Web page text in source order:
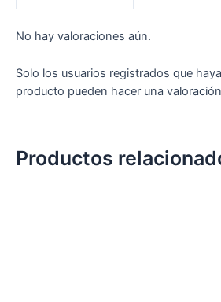
No hay valoraciones aún.
Solo los usuarios registrados que
producto pueden hacer una
Productos